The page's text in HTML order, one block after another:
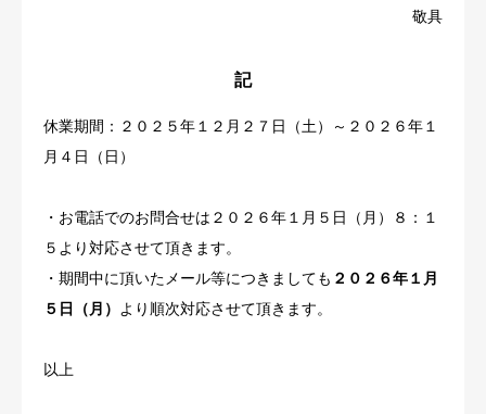
敬具
記
休業期間：２０２５年１２月２７日（土）～２０２６年１
月４日（日）
・お電話でのお問合せは２０２６年１月５日（月）８：１
５より対応させて頂きます。
・期間中に頂いたメール等につきましても ２０２６年１月
５日（月）
より順次対応させて頂きます。
以上